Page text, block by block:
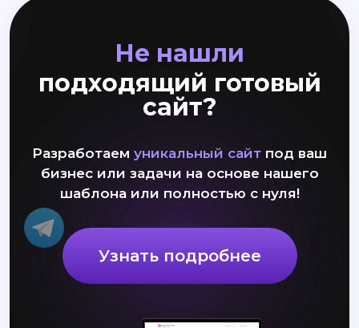
Не нашли
подходящий готовый
сайт?
Разработаем уникальный сайт под ваш
бизнес или задачи на основе нашего
шаблона или полностью с нуля!
Узнать подробнее